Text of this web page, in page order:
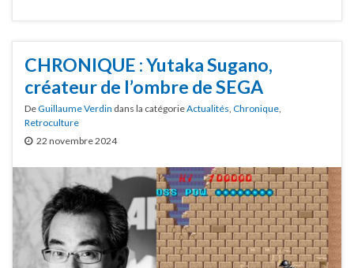
CHRONIQUE : Yutaka Sugano,
créateur de l’ombre de SEGA
DeGuillaume Verdin dans la catégorieActualités, Chronique,
Retroculture
22 novembre 2024